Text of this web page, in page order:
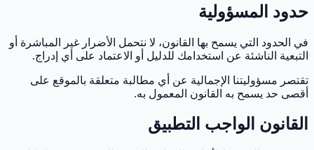
حدود المسؤولية
في الحدود التي يسمح بها القانون، لا نتحمل الأضرار غير المباشرة أو
التبعية الناشئة عن استخدامك للدليل أو الاعتماد على أي إدراج.
تقتصر مسؤوليتنا الإجمالية عن أي مطالبة متعلقة بالموقع على
أقصى حد يسمح به القانون المعمول به.
القانون الواجب التطبيق